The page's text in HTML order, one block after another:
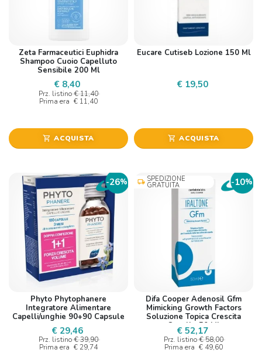
Zeta Farmaceutici Euphidra
Shampoo Cuoio Capelluto
Sensibile 200 Ml
€ 8,40
Prz. listino € 11,40
Prima era € 11,40
shopping_cart ACQUISTA
Eucare Cutiseb Lozione 150 Ml
€ 19,50
shopping_cart ACQUISTA
-26%
Phyto Phytophanere
Integratore Alimentare
Capelli/unghie 90+90 Capsule
€ 29,46
Prz. listino € 39,90
Prima era € 29,74
local_shipping SPEDIZIONE
GRATUITA -10%
Difa Cooper Adenosil Gfm
Mimicking Growth Factors
Soluzione Topica Crescita
Capello 50 Ml
€ 52,17
Prz. listino € 58,00
Prima era € 49,60